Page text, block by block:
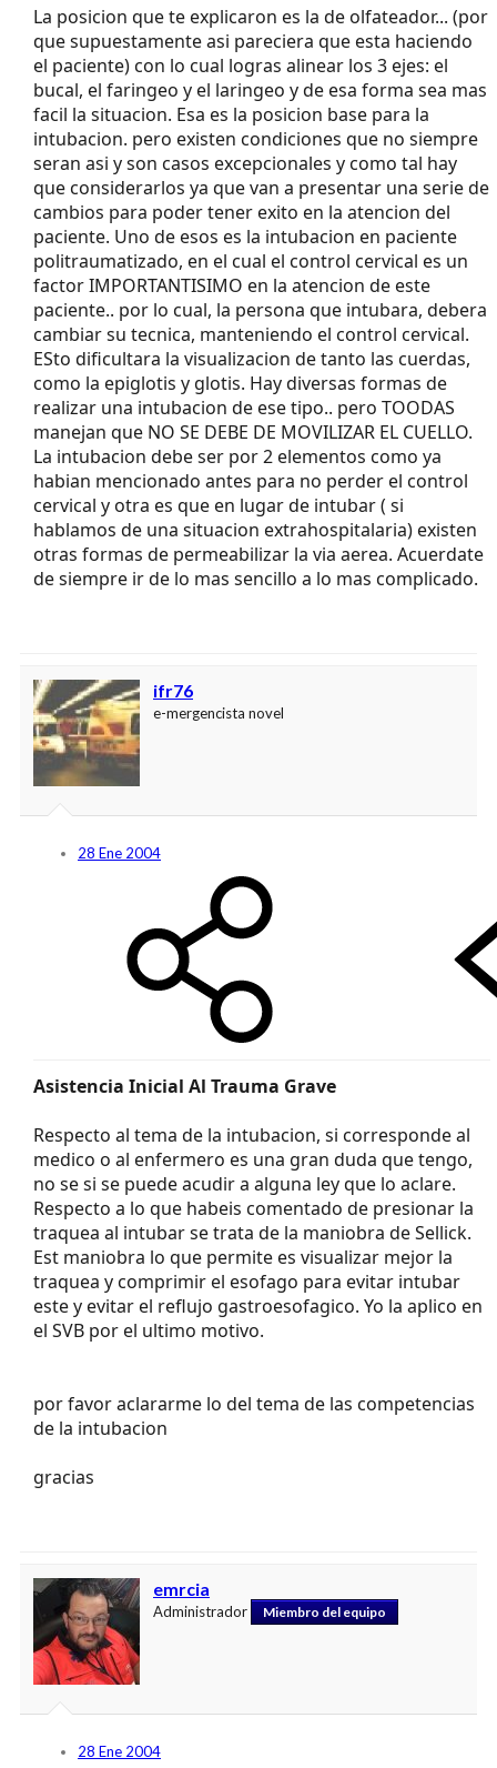
La posicion que te explicaron es la de olfateador... (por
que supuestamente asi pareciera que esta haciendo
el paciente) con lo cual logras alinear los 3 ejes: el
bucal, el faringeo y el laringeo y de esa forma sea mas
facil la situacion. Esa es la posicion base para la
intubacion. pero existen condiciones que no siempre
seran asi y son casos excepcionales y como tal hay
que considerarlos ya que van a presentar una serie de
cambios para poder tener exito en la atencion del
paciente. Uno de esos es la intubacion en paciente
politraumatizado, en el cual el control cervical es un
factor IMPORTANTISIMO en la atencion de este
paciente.. por lo cual, la persona que intubara, debera
cambiar su tecnica, manteniendo el control cervical.
ESto dificultara la visualizacion de tanto las cuerdas,
como la epiglotis y glotis. Hay diversas formas de
realizar una intubacion de ese tipo.. pero TOODAS
manejan que NO SE DEBE DE MOVILIZAR EL CUELLO.
La intubacion debe ser por 2 elementos como ya
habian mencionado antes para no perder el control
cervical y otra es que en lugar de intubar ( si
hablamos de una situacion extrahospitalaria) existen
otras formas de permeabilizar la via aerea. Acuerdate
de siempre ir de lo mas sencillo a lo mas complicado.
ifr76
e-mergencista novel
28 Ene 2004
Asistencia Inicial Al Trauma Grave
Respecto al tema de la intubacion, si corresponde al
medico o al enfermero es una gran duda que tengo,
no se si se puede acudir a alguna ley que lo aclare.
Respecto a lo que habeis comentado de presionar la
traquea al intubar se trata de la maniobra de Sellick.
Est maniobra lo que permite es visualizar mejor la
traquea y comprimir el esofago para evitar intubar
este y evitar el reflujo gastroesofagico. Yo la aplico en
el SVB por el ultimo motivo.
por favor aclararme lo del tema de las competencias
de la intubacion
gracias
emrcia
Administrador Miembro del equipo
28 Ene 2004